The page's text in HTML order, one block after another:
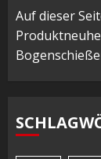
Auf dieser